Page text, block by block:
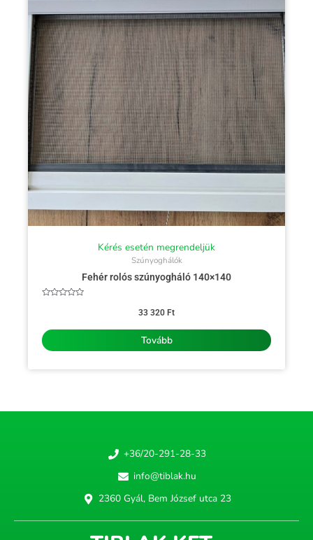
Kérés esetén megrendeljük
Szúnyoghálók
Fehér rolós szúnyogháló 140×140
33 320 Ft
Tovább
+36/20-291-28-33
info@tiblak.hu
2360 Gyál, Bem József utca 23